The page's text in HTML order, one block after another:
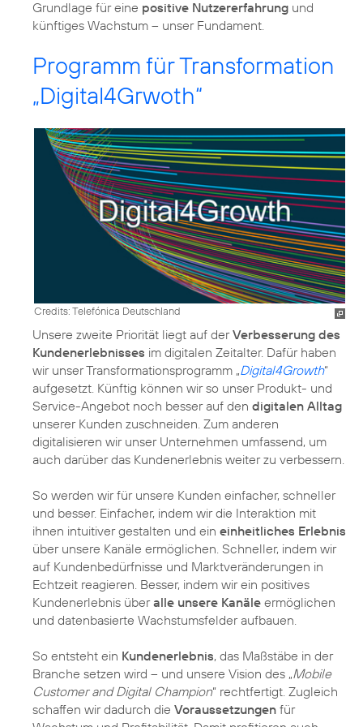
Grundlage für eine positive Nutzererfahrung und
künftiges Wachstum – unser Fundament.
Programm für Transformation
„Digital4Grwoth“
Credits: Telefónica Deutschland
Unsere zweite Priorität liegt auf derVerbesserung des
Kundenerlebnisses im digitalen Zeitalter. Dafür haben
wir unser Transformationsprogramm „Digital4Growth“
aufgesetzt. Künftig können wir so unser Produkt- und
Service-Angebot noch besser auf den digitalen Alltag
unserer Kunden zuschneiden. Zum anderen
digitalisieren wir unser Unternehmen umfassend, um
auch darüber das Kundenerlebnis weiter zu verbessern.
So werden wir für unsere Kunden einfacher, schneller
und besser. Einfacher, indem wir die Interaktion mit
ihnen intuitiver gestalten und ein einheitliches Erlebnis
über unsere Kanäle ermöglichen. Schneller, indem wir
auf Kundenbedürfnisse und Marktveränderungen in
Echtzeit reagieren. Besser, indem wir ein positives
Kundenerlebnis überalle unsere Kanäle ermöglichen
und datenbasierte Wachstumsfelder aufbauen.
So entsteht ein Kundenerlebnis, das Maßstäbe in der
Branche setzen wird – und unsere Vision des „Mobile
Customer and Digital Champion“ rechtfertigt. Zugleich
schaffen wir dadurch die Voraussetzungen für